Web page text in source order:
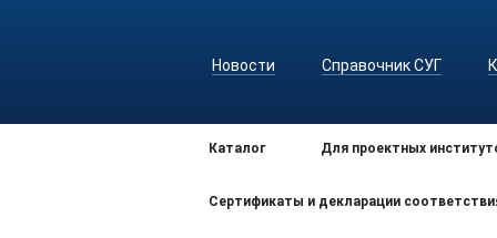
Новости Справочник СУГ
Каталог Для проектных
Сертификаты и декларации